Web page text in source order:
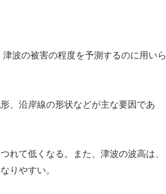
波の被害の程度を予測するのに用いら
、沿岸線の形状などが主な要因であ
れて低くなる。また、津波の波高は、
りやすい。